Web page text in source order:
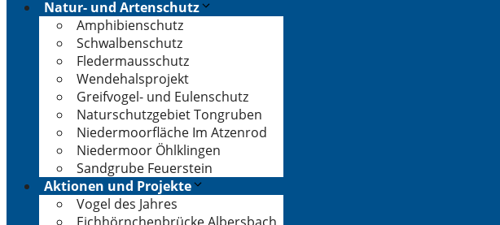
Natur- und Artenschutz
Amphibienschutz
Schwalbenschutz
Fledermausschutz
Wendehalsprojekt
Greifvogel- und Eulenschutz
Naturschutzgebiet Tongruben
Niedermoorfläche Im Atzenrod
Niedermoor Öhlklingen
Sandgrube Feuerstein
Aktionen und Projekte
Vogel des Jahres